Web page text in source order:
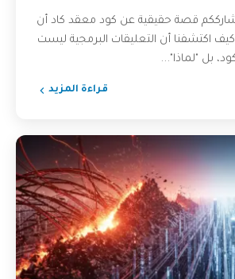
قصة حقيقية عن كود معقد كاد أن
اكتشفنا أن التعليقات البرمجية ليست
بل "لماذا"...
قراءة المزيد